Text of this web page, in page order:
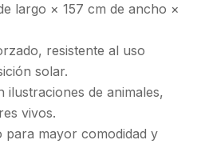
largo × 157 cm de ancho ×
resistente al uso
solar.
ilustraciones de animales,
vivos.
para mayor comodidad y